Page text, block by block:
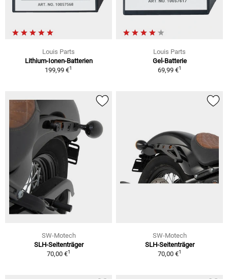
Louis Parts
Lithium-Ionen-Batterien
199,99 €1
Louis Parts
Gel-Batterie
69,99 €1
SW-Motech
SLH-Seitenträger
70,00 €1
SW-Motech
SLH-Seitenträger
70,00 €1